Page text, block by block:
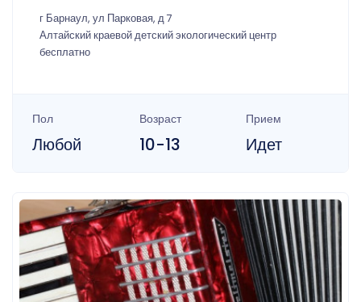
г Барнаул, ул Парковая, д 7
Алтайский краевой детский экологический центр
бесплатно
Пол
Любой
Возраст
10-13
Прием
Идет